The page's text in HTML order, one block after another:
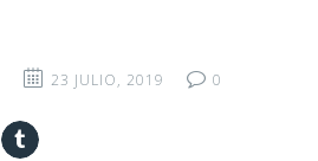
23 JULIO, 2019 0